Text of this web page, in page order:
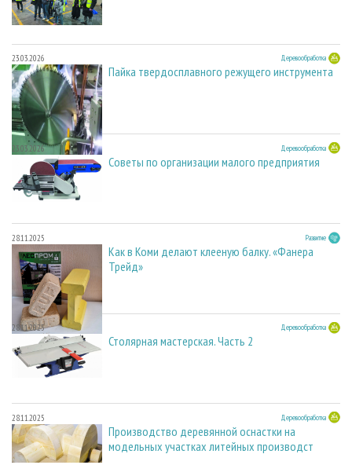
23.03.2026 Деревообработка
Пайка твердосплавного режущего инструмента
23.03.2026 Деревообработка
Советы по организации малого предприятия
28.11.2025 Развитие
Как в Коми делают клееную балку. «Фанера
Трейд»
28.11.2025 Деревообработка
Столярная мастерская. Часть 2
28.11.2025 Деревообработка
Производство деревянной оснастки на
модельных участках литейных производст